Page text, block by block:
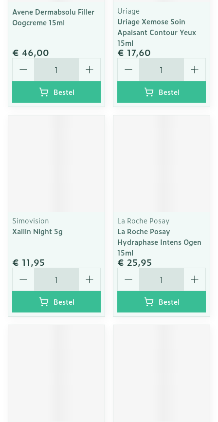
Avene Dermabsolu Filler
Oogcreme 15ml
€ 46,00
Aantal
Bestel
Uriage
Uriage Xemose Soin
Apaisant Contour Yeux
15ml
€ 17,60
Aantal
Bestel
Simovision
Xailin Night 5g
€ 11,95
Aantal
Bestel
La Roche Posay
La Roche Posay
Hydraphase Intens Ogen
15ml
€ 25,95
Aantal
Bestel